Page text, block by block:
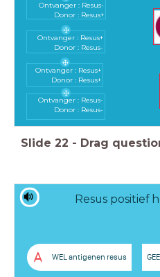
Ontvanger : Resus-
Donor : Resus+
Ontvanger : Resus+
Donor : Resus-
Ontvanger : Resus+
Donor : Resus+
Ontvanger : Resus-
Donor : Resus-
Slide 22 - Drag
Resus positief
A WEL antigenen resus